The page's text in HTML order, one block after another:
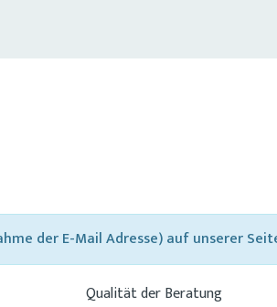
der E-Mail Adresse) auf unserer
Qualität der Beratung